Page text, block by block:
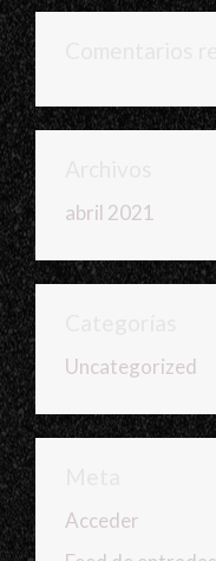
abril 2021
Uncategorized
Acceder